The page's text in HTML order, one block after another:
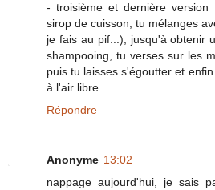
- troisième et dernière
sirop de cuisson, tu mélanges
je fais au pif...), jusqu'à obtenir
shampooing, tu verses sur les
puis tu laisses s'égoutter et
à l'air libre.
Répondre
Anonyme 13:02
nappage aujourd'hui, je sais